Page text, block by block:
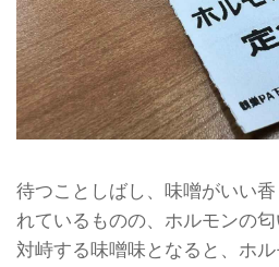
待つことしばし、味噌がいい
れているものの、ホルモンの
対峙する味噌味となると、ホ